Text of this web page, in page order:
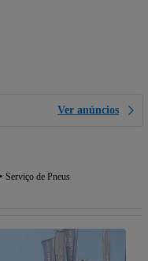
Ver anúncios
Serviço de Pneus